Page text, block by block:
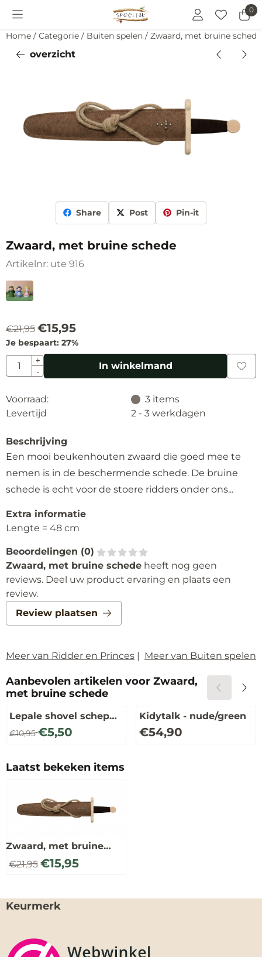
Cookievoorkeuren zijn momenteel gesloten. 0
Home / Categorie / Buiten spelen / Zwaard, met bruine schede
overzicht
Share Post Pin-it
Zwaard, met bruine schede
Artikelnr: ute 916
€21,95 €15,95
Je bespaart: 27%
Aantal
+
-
In winkelmand
Voorraad: 3 items
Levertijd
2 - 3 werkdagen
Beschrijving
Een mooi beukenhouten zwaard die goed mee te
nemen is in de beschermende schede. De bruine
schede is echt voor de stoere ridders onder ons...
Extra informatie
Lengte = 48 cm
Beoordelingen (0)
Zwaard, met bruine schede heeft nog geen
reviews. Deel uw product ervaring en plaats een
review.
Review plaatsen
Meer van Ridder en Princes | Meer van Buiten spelen
Aanbevolen artikelen voor Zwaard,
met bruine schede
Lepale shovel schep
Van 10,95 voor 5,50
€10,95€5,50
Kidytalk - nude/green
Prijs: 54,90
€54,90
Laatst bekeken items
Zwaard, met bruine
€21,95 €15,95
Keurmerk